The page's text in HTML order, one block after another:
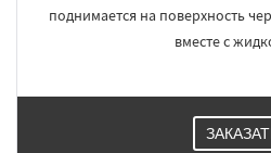
поднимается на поверхность
вместе с